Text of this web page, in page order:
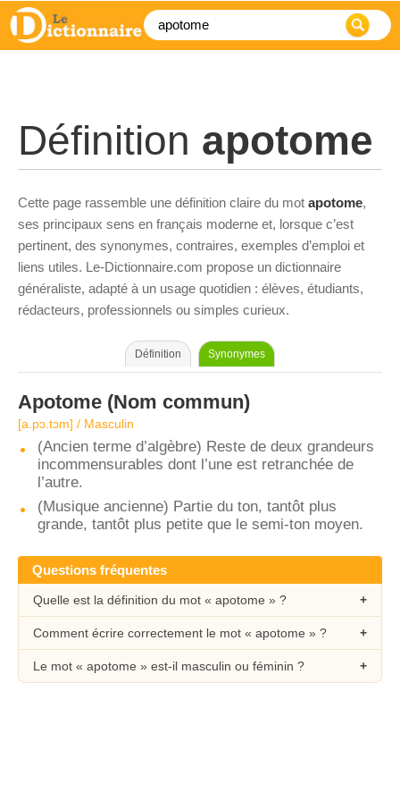
Définition apotome
Cette page rassemble une définition claire du mot apotome,
ses principaux sens en français moderne et, lorsque c’est
pertinent, des synonymes, contraires, exemples d’emploi et
liens utiles. Le-Dictionnaire.com propose un dictionnaire
généraliste, adapté à un usage quotidien : élèves, étudiants,
rédacteurs, professionnels ou simples curieux.
Définition Synonymes
Apotome (Nom commun)
[a.pɔ.tɔm] / Masculin
(Ancien terme d’algèbre) Reste de deux grandeurs
incommensurables dont l’une est retranchée de
l’autre.
(Musique ancienne) Partie du ton, tantôt plus
grande, tantôt plus petite que le semi-ton moyen.
Questions fréquentes
Quelle est la définition du mot « apotome » ?
Comment écrire correctement le mot « apotome » ?
Le mot « apotome » est-il masculin ou féminin ?